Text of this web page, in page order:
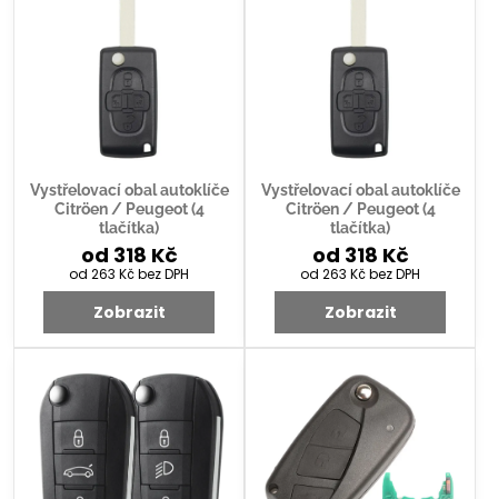
Vystřelovací obal autoklíče
Citröen / Peugeot (4
tlačítka)
od 318 Kč
od 263 Kčbez DPH
Zobrazit
Vystřelovací obal autoklíče
Citröen / Peugeot (4
tlačítka)
od 318 Kč
od 263 Kčbez DPH
Zobrazit